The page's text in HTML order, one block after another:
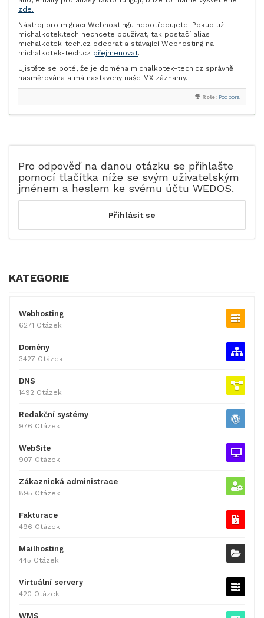
zde.
Nástroj pro migraci Webhostingu nepotřebujete. Pokud už
michalkotek.tech nechcete používat, tak postačí alias
michalkotek-tech.cz odebrat a stávající Webhosting na
michalkotek-tech.cz přejmenovat.
Ujistěte se poté, že je doména michalkotek-tech.cz správně
nasměrována a má nastaveny naše MX záznamy.
Role: Podpora
Pro odpověď na danou otázku se přihlašte
pomocí tlačítka níže se svým uživatelským
jménem a heslem ke svému účtu WEDOS.
KATEGORIE
Webhosting
6271 Otázek
Domény
3427 Otázek
DNS
1492 Otázek
Redakční systémy
976 Otázek
WebSite
907 Otázek
Zákaznická administrace
895 Otázek
Fakturace
496 Otázek
Mailhosting
445 Otázek
Virtuální servery
420 Otázek
WMS